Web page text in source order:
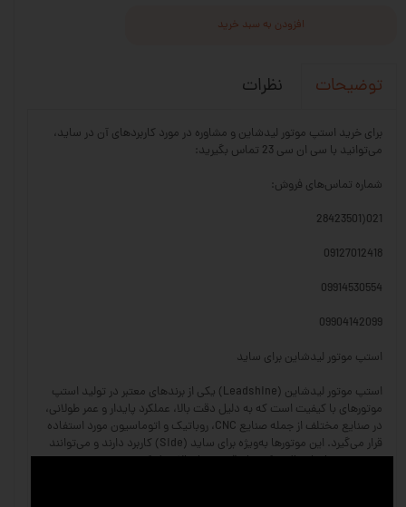
افزودن به سبد خرید
توضیحات نظرات
برای خرید استپ موتور لیدشاین و مشاوره در مورد کاربردهای آن در ساید،
می‌توانید با سی ان سی 23 تماس بگیرید:
شماره تماس‌های فروش:
021(28423501
09127012418
09914530554
09904142099
استپ موتور لیدشاین برای ساید
استپ موتور لیدشاین (Leadshine) یکی از برندهای معتبر در تولید استپ
موتورهای با کیفیت است که به دلیل دقت بالا، عملکرد پایدار و عمر طولانی،
در صنایع مختلف از جمله صنایع CNC، روباتیک و اتوماسیون مورد استفاده
قرار می‌گیرد. این موتورها به‌ویژه برای ساید (Side) کاربرد دارند و می‌توانند
در سیستم‌های انتقال حرکت با دقت بسیار بالا عمل کنند.